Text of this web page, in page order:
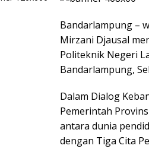
Bandarlampung –
Mirzani Djausal
Politeknik Negeri
Bandarlampung,
Dalam Dialog
Pemerintah
antara dunia
dengan Tiga Cita